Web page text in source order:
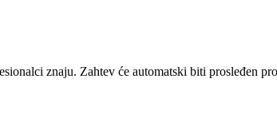
znaju. Zahtev će automatski biti prosleđen